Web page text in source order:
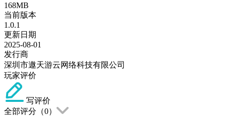
168MB
当前版本
1.0.1
更新日期
2025-08-01
发行商
深圳市遨天游云网络科技有限公司
玩家评价
写评价
全部评分（0）